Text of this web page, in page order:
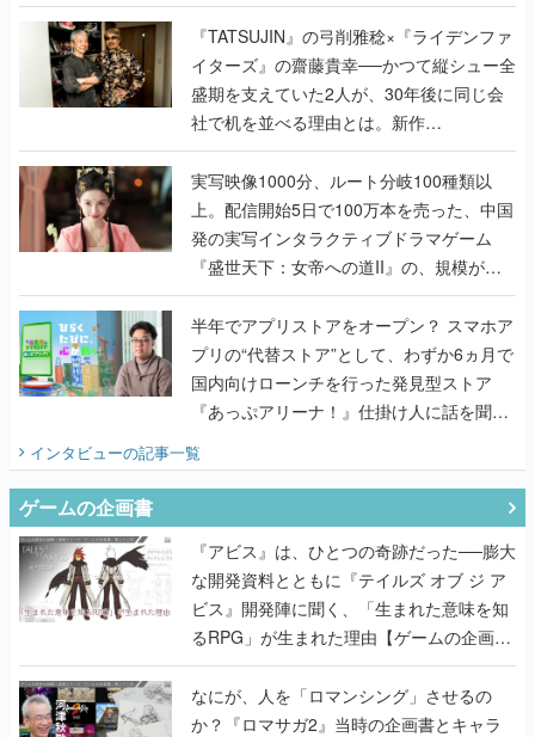
で作り込まれた理由を両ディレクターに聞
く
『TATSUJIN』の弓削雅稔×『ライデンファ
イターズ』の齋藤貴幸──かつて縦シュー全
盛期を支えていた2人が、30年後に同じ会
社で机を並べる理由とは。新作
『TATSUJIN EXTREME』で初タッグを組
んだレジェンド2人に訊く開発秘話
実写映像1000分、ルート分岐100種類以
上。配信開始5日で100万本を売った、中国
発の実写インタラクティブドラマゲーム
『盛世天下：女帝への道II』の、規模が違
うこだわりをプロデューサーに聞いた
半年でアプリストアをオープン？ スマホア
プリの“代替ストア”として、わずか6ヵ月で
国内向けローンチを行った発見型ストア
『あっぷアリーナ！』仕掛け人に話を聞い
インタビューの記事一覧
ゲームの企画書
『アビス』は、ひとつの奇跡だった──膨大
な開発資料とともに『テイルズ オブ ジ ア
ビス』開発陣に聞く、「生まれた意味を知
るRPG」が生まれた理由【ゲームの企画
書】
なにが、人を「ロマンシング」させるの
か？『ロマサガ2』当時の企画書とキャラ